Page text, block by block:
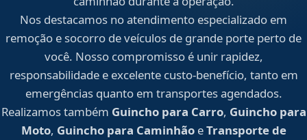
Nos destacamos no atendimento especializado em
remoção e socorro de veículos de grande porte perto de
você. Nosso compromisso é unir rapidez,
responsabilidade e excelente custo-benefício, tanto em
emergências quanto em transportes agendados.
Realizamos também Guincho para Carro, Guincho para
Moto, Guincho para CaminhãoeTransporte de